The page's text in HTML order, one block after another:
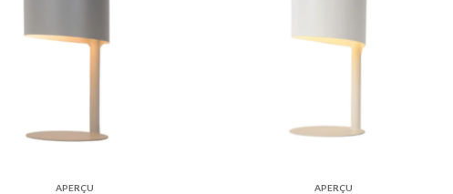
APERÇU APERÇU